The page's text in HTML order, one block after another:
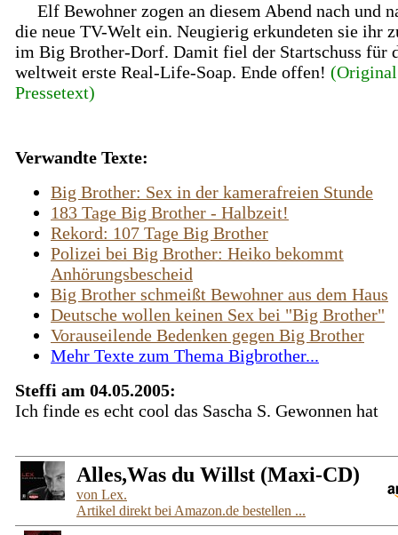
Elf Bewohner zogen an diesem Abend nach und
die neue TV-Welt ein. Neugierig erkundeten sie ihr
im Big Brother-Dorf. Damit fiel der Startschuss für
weltweit erste Real-Life-Soap. Ende offen! (Original
Pressetext)
Verwandte Texte:
Big Brother: Sex in der kamerafreien Stunde
183 Tage Big Brother - Halbzeit!
Rekord: 107 Tage Big Brother
Polizei bei Big Brother: Heiko bekommt
Anhörungsbescheid
Big Brother schmeißt Bewohner aus dem Haus
Deutsche wollen keinen Sex bei "Big Brother"
Vorauseilende Bedenken gegen Big Brother
Mehr Texte zum Thema Bigbrother...
Steffi am 04.05.2005:
Ich finde es echt cool das Sascha S. Gewonnen hat
Alles,Was du Willst (Maxi-CD)
von Lex.
Artikel direkt bei Amazon.de bestellen ...